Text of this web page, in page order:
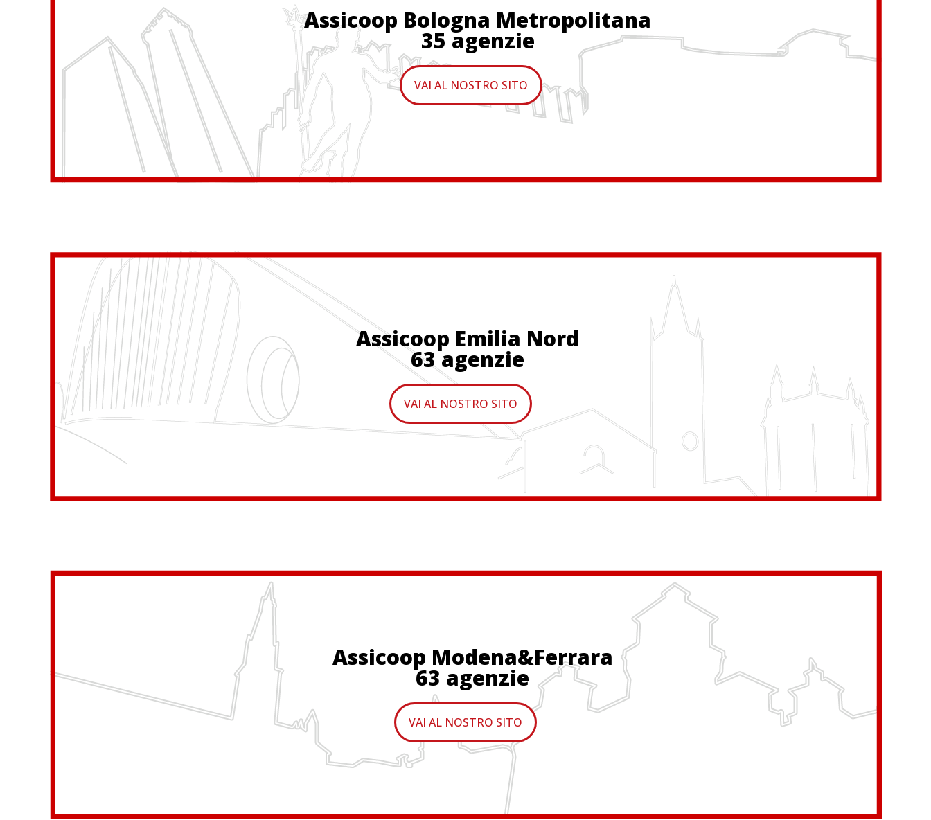
Assicoop Bologna Metropolitana
35 agenzie
VAI AL NOSTRO SITO
Assicoop Emilia Nord
63 agenzie
VAI AL NOSTRO SITO
Assicoop Modena&Ferrara
63 agenzie
VAI AL NOSTRO SITO